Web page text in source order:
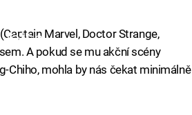
fetchMarvel, Doctor Strange,
A pokud se mu akční scény
Chiho, mohla by nás čekat minimálně